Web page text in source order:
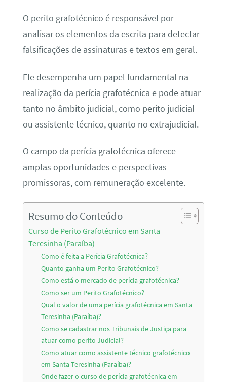
O perito grafotécnico é responsável por
analisar os elementos da escrita para detectar
falsificações de assinaturas e textos em geral.
Ele desempenha um papel fundamental na
realização da perícia grafotécnica e pode atuar
tanto no âmbito judicial, como perito judicial
ou assistente técnico, quanto no extrajudicial.
O campo da perícia grafotécnica oferece
amplas oportunidades e perspectivas
promissoras, com remuneração excelente.
Resumo do Conteúdo
Curso de Perito Grafotécnico em Santa
Teresinha (Paraíba)
Como é feita a Perícia Grafotécnica?
Quanto ganha um Perito Grafotécnico?
Como está o mercado de perícia grafotécnica?
Como ser um Perito Grafotécnico?
Qual o valor de uma perícia grafotécnica em Santa
Teresinha (Paraíba)?
Como se cadastrar nos Tribunais de Justiça para
atuar como perito Judicial?
Como atuar como assistente técnico grafotécnico
em Santa Teresinha (Paraíba)?
Onde fazer o curso de perícia grafotécnica em